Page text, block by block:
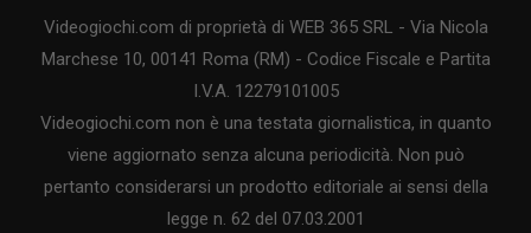
Videogiochi.com di proprietà di WEB 365 SRL - Via Nicola
Marchese 10, 00141 Roma (RM) - Codice Fiscale e Partita
I.V.A. 12279101005
Videogiochi.com non è una testata giornalistica, in quanto
viene aggiornato senza alcuna periodicità. Non può
pertanto considerarsi un prodotto editoriale ai sensi della
legge n. 62 del 07.03.2001